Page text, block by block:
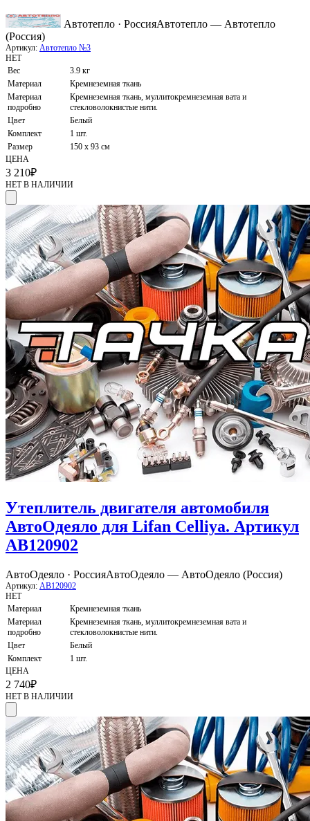
Автотепло · РоссияАвтотепло — Автотепло
(Россия)
Артикул: Автотепло №3
НЕТ
Вес
3.9 кг
Материал
Кремнеземная ткань
Материал
подробно
Кремнеземная ткань, муллитокремнеземная вата и
стекловолокнистые нити.
Цвет
Белый
Комплект
1 шт.
Размер
150 x 93 см
ЦЕНА
3 210₽
НЕТ В НАЛИЧИИ
Утеплитель двигателя автомобиля
АвтоОдеяло для Lifan Celliya. Артикул
AB120902
АвтоОдеяло · РоссияАвтоОдеяло — АвтоОдеяло (Россия)
Артикул: AB120902
НЕТ
Материал
Кремнеземная ткань
Материал
подробно
Кремнеземная ткань, муллитокремнеземная вата и
стекловолокнистые нити.
Цвет
Белый
Комплект
1 шт.
ЦЕНА
2 740₽
НЕТ В НАЛИЧИИ